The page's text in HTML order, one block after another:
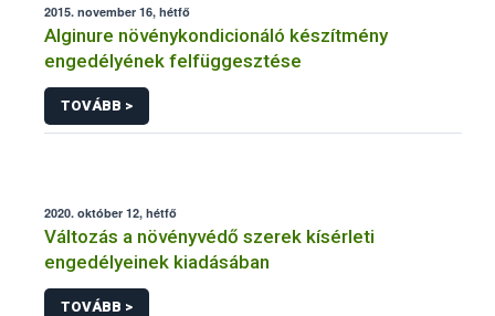
2015. november 16, hétfő
Alginure növénykondicionáló készítmény
engedélyének felfüggesztése
TOVÁBB >
2020. október 12, hétfő
Változás a növényvédő szerek kísérleti
engedélyeinek kiadásában
TOVÁBB >